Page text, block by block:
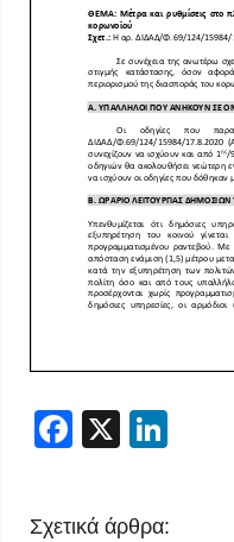
Facebook
X
Σχετικά άρθρα: